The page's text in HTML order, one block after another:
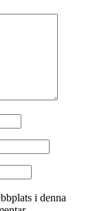
i denna